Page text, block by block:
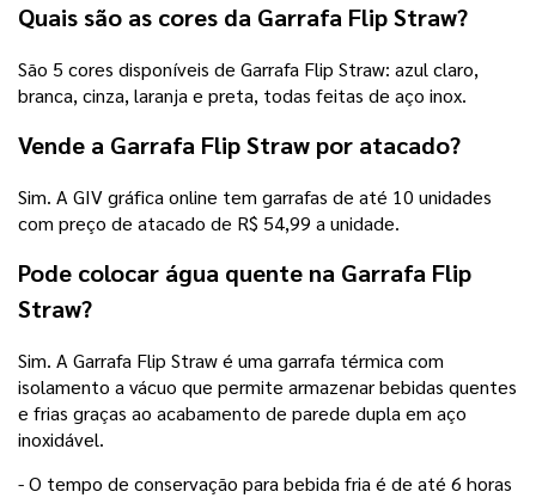
Quais são as cores da Garrafa Flip Straw?
São 5 cores disponíveis de Garrafa Flip Straw: azul claro,
branca, cinza, laranja e preta, todas feitas de aço inox.
Vende a Garrafa Flip Straw por atacado?
Sim. A GIV gráfica online tem garrafas de até 10 unidades
com preço de atacado de R$ 54,99 a unidade.
Pode colocar água quente na Garrafa Flip
Straw?
Sim. A Garrafa Flip Straw é uma garrafa térmica com
isolamento a vácuo que permite armazenar bebidas quentes
e frias graças ao acabamento de parede dupla em aço
inoxidável.
- O tempo de conservação para bebida fria é de até 6 horas